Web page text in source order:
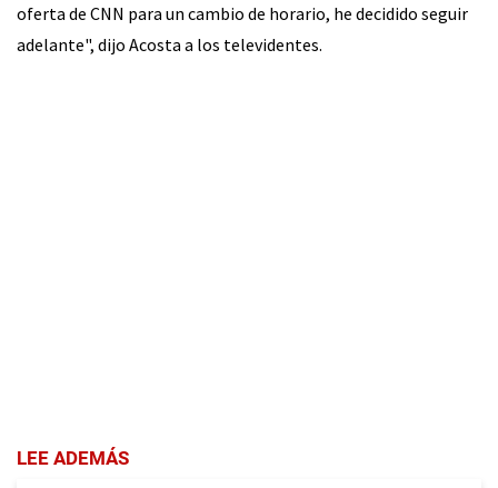
oferta de CNN para un cambio de horario, he decidido seguir
adelante", dijo Acosta a los televidentes.
LEE ADEMÁS